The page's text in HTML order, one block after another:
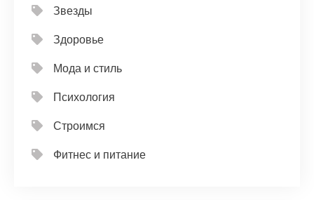
Звезды
Здоровье
Мода и стиль
Психология
Строимся
Фитнес и питание